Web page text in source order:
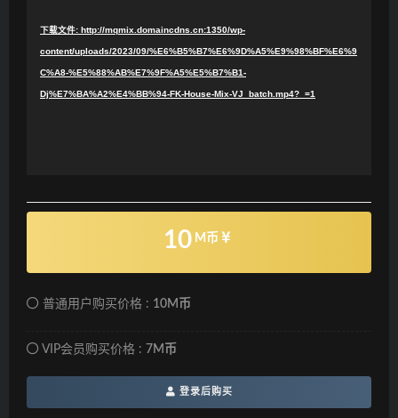
下载文件: http://mqmix.domaincdns.cn:1350/wp-
content/uploads/2023/09/%E6%B5%B7%E6%9D%A5%E9%98%BF%E6%9
C%A8-%E5%88%AB%E7%9F%A5%E5%B7%B1-
Dj%E7%BA%A2%E4%BB%94-FK-House-Mix-VJ_batch.mp4?_=1
10 M币
普通用户购买价格 : 10M币
VIP会员购买价格 : 7M币
登录后购买